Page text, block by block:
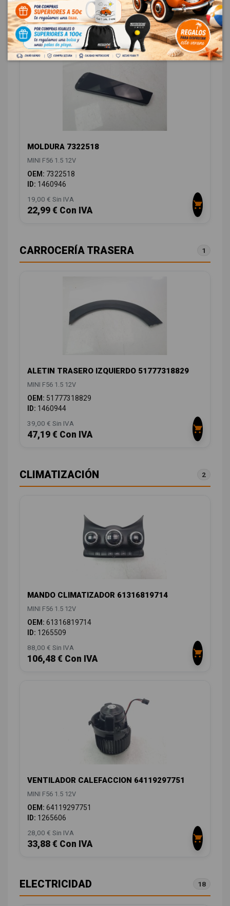
296,00 € Sin IVA
358,16 € Con IVA
MOLDURA 7322518
MINI F56 1.5 12V
OEM: 7322518
ID: 1460946
19,00 € Sin IVA
22,99 € Con IVA
CARROCERÍA TRASERA 1
ALETIN TRASERO IZQUIERDO 51777318829
MINI F56 1.5 12V
OEM: 51777318829
ID: 1460944
39,00 € Sin IVA
47,19 € Con IVA
CLIMATIZACIÓN 2
MANDO CLIMATIZADOR 61316819714
MINI F56 1.5 12V
OEM: 61316819714
ID: 1265509
88,00 € Sin IVA
106,48 € Con IVA
VENTILADOR CALEFACCION 64119297751
MINI F56 1.5 12V
OEM: 64119297751
ID: 1265606
28,00 € Sin IVA
33,88 € Con IVA
ELECTRICIDAD 18